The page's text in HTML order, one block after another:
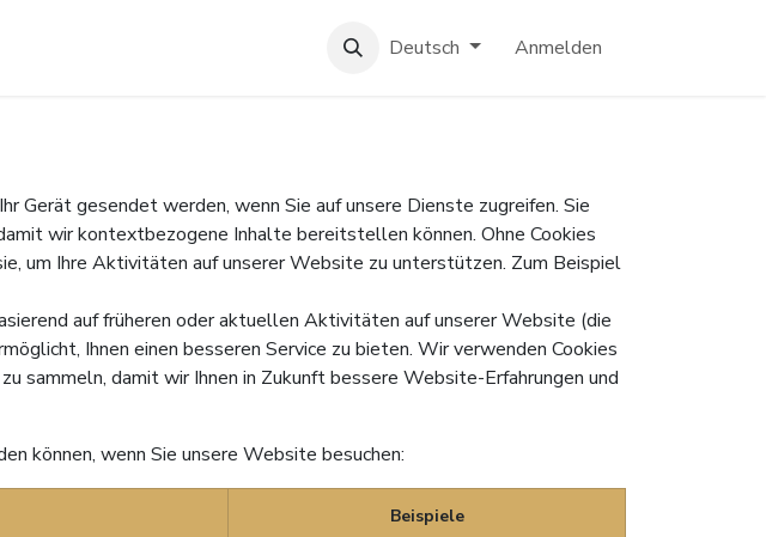
Deutsch Anmelden
Gerät gesendet werden, wenn Sie auf unsere Dienste zugreifen. Sie
wir kontextbezogene Inhalte bereitstellen können. Ohne Cookies
um Ihre Aktivitäten auf unserer Website zu unterstützen. Zum Beispiel
auf früheren oder aktuellen Aktivitäten auf unserer Website (die
Ihnen einen besseren Service zu bieten. Wir verwenden Cookies
sammeln, damit wir Ihnen in Zukunft bessere Website-Erfahrungen und
können, wenn Sie unsere Website besuchen:
Beispiele